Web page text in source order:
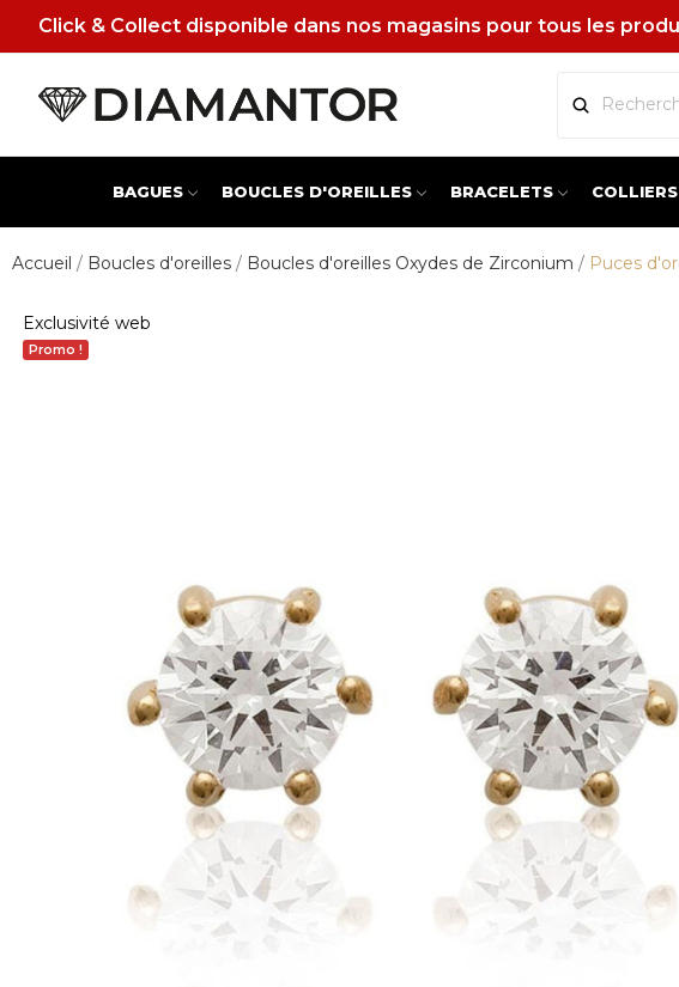
Click & Collect disponible dans nos magasins pour tous les
BAGUES BOUCLES D'OREILLES BRACELETS COLLIERS
Accueil Boucles d'oreilles Boucles d'oreilles Oxydes de Zirconium Puces
Exclusivité web
Promo !